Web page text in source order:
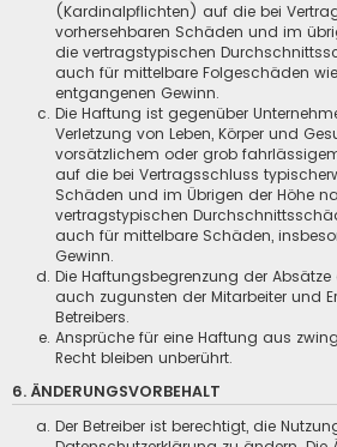
(Kardinalpflichten) auf die bei
vorhersehbaren Schäden und im
die vertragstypischen
auch für mittelbare Folgeschäden
entgangenen Gewinn.
Die Haftung ist gegenüber
Verletzung von Leben, Körper und
vorsätzlichem oder grob
auf die bei Vertragsschluss
Schäden und im Übrigen der Höhe
vertragstypischen
auch für mittelbare Schäden,
Gewinn.
Die Haftungsbegrenzung der
auch zugunsten der Mitarbeiter und
Betreibers.
Ansprüche für eine Haftung aus
Recht bleiben unberührt.
6. ÄNDERUNGSVORBEHALT
Der Betreiber ist berechtigt, die